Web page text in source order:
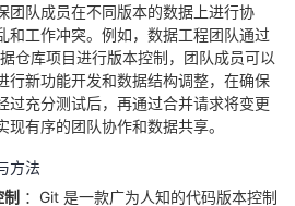
团队成员在不同版本的数据上进行协
和工作冲突。例如，数据工程团队通过
仓库项目进行版本控制，团队成员可以
行新功能开发和数据结构调整，在确保
过充分测试后，再通过合并请求将变更
现有序的团队协作和数据共享。
方法
：Git 是一款广为人知的代码版本控制